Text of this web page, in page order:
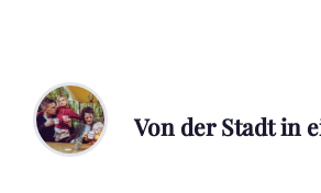
Von der Stadt in